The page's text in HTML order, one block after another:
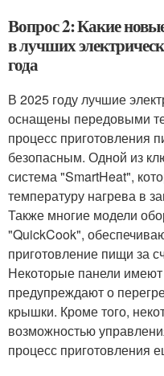
Вопрос 2: Какие
в лучших
года
В 2025 году лучшие
оснащены передовыми
процесс приготовления
безопасным. Одной из
система "SmartHeat",
температуру нагрева в
Также многие модели
"QuickCook",
приготовление пищи за
Некоторые панели
предупреждают о
крышки. Кроме того,
возможностью
процесс приготовления